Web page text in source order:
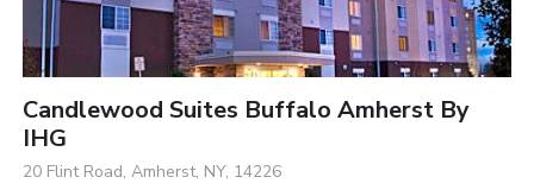
Candlewood Suites Buffalo Amherst By
IHG
20 Flint Road, Amherst, NY, 14226